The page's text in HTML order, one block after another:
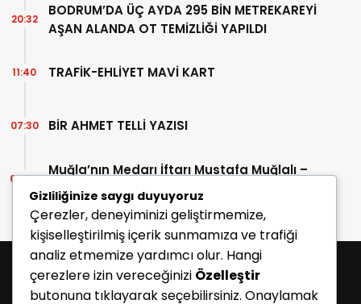
BODRUM’DA ÜÇ AYDA 295 BİN METREKAREYİ
AŞAN ALANDA OT TEMİZLİĞİ YAPILDI
20:32
TRAFİK-EHLİYET MAVİ KART
11:40
BİR AHMET TELLİ YAZISI
07:30
Muğla’nın Medarı İftarı Mustafa Muğlalı –
İçinde “Milas” geçen kitaplar (40/2)
06:45
Gizliliğinize saygı duyuyoruz
Çerezler, deneyiminizi geliştirmemize,
kişiselleştirilmiş içerik sunmamıza ve trafiği
analiz etmemize yardımcı olur. Hangi
çerezlere izin vereceğinizi Özelleştir
butonuna tıklayarak seçebilirsiniz. Onaylamak